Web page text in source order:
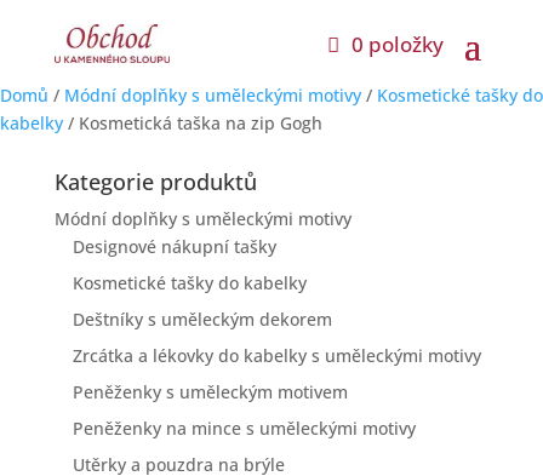
0 položky
Domů / Módní doplňky s uměleckými motivy / Kosmetické tašky do
kabelky / Kosmetická taška na zip Gogh
Kategorie produktů
Módní doplňky s uměleckými motivy
Designové nákupní tašky
Kosmetické tašky do kabelky
Deštníky s uměleckým dekorem
Zrcátka a lékovky do kabelky s uměleckými motivy
Peněženky s uměleckým motivem
Peněženky na mince s uměleckými motivy
Utěrky a pouzdra na brýle